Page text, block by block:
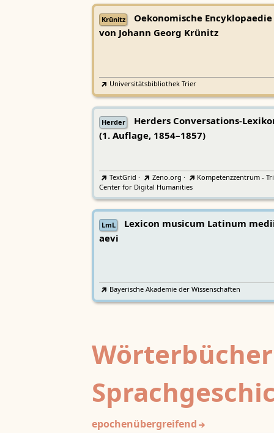
Krünitz
Oekonomische Encyklopaedie
von Johann Georg Krünitz
Universitätsbibliothek Trier
Herder
Herders Conversations-
(1. Auflage, 1854–1857)
TextGrid · Zeno.org ·
Kompetenzzentrum -
Center for Digital Humanities
LmL
Lexicon musicum Latinum
aevi
Bayerische Akademie der Wissenschaften
epochenübergreifend